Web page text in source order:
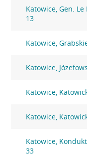
Katowice, Gen. Le
13
Katowice,
Katowice,
Katowice,
Katowice,
Katowice,
33